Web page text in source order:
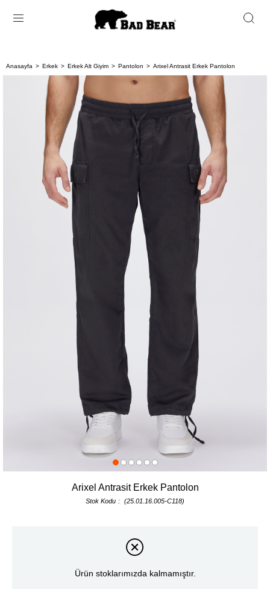
Anasayfa Erkek Erkek Alt Giyim Pantolon Arixel Antrasit Erkek Pantolon
Arixel Antrasit Erkek Pantolon
Stok Kodu (25.01.16.005-C118)
Ürün stoklarımızda kalmamıştır.